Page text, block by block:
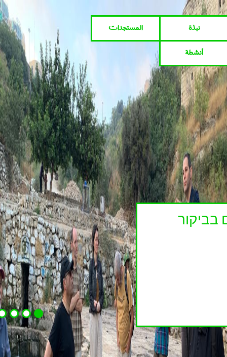
نبذة
المستجدات
أنشطة
2
3
4
בביקור